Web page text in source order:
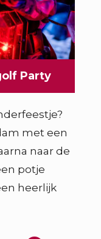
Party
met een
naar de
potje
heerlijk